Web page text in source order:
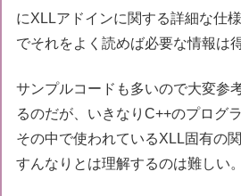
にXLLアドインに関する詳細な仕
でそれをよく読めば必要な情報は
サンプルコードも多いので大変参
るのだが、いきなりC++のプログ
その中で使われているXLL固有の
すんなりとは理解するのは難しい。